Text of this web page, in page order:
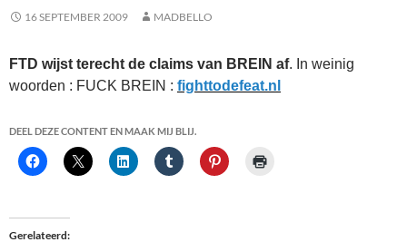
16 SEPTEMBER 2009 MADBELLO
FTD wijst terecht de claims van BREIN af. In weinig
woorden : FUCK BREIN : fighttodefeat.nl
DEEL DEZE CONTENT EN MAAK MIJ BLIJ.
Gerelateerd